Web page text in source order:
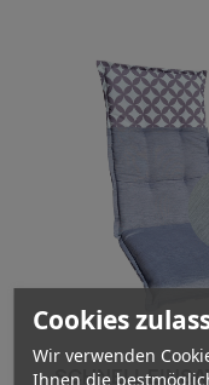
SCHNELL
Cookies
Wir verwenden
Ihnen die